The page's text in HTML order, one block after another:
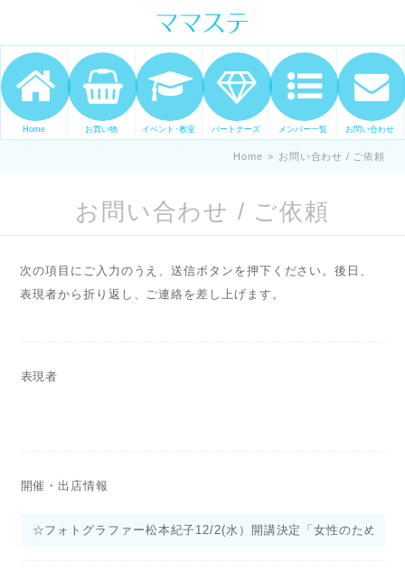
ママの才能発信します。 手づくり
表現ステージ ママステ スキル・セ
ンスを表現したいママが集まって
ます。
Home お買い物 イベント･教室 パートナーズ メンバー一覧 お問い合わせ
Home > お問い合わせ / ご依頼
お問い合わせ / ご依頼
次の項目にご入力のうえ、送信ボタンを押下ください。後日、
表現者から折り返し、ご連絡を差し上げます。
表現者
開催・出店情報